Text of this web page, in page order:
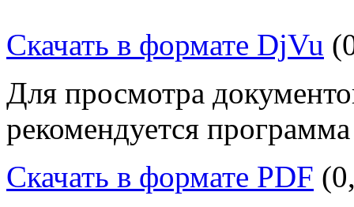
Скачать в формате DjVu
Для просмотра
рекомендуется
Скачать в формате PDF